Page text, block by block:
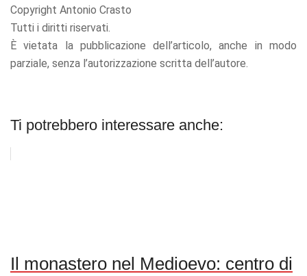
Copyright Antonio Crasto
Tutti i diritti riservati.
È vietata la pubblicazione dell’articolo, anche in modo
parziale, senza l’autorizzazione scritta dell’autore.
Ti potrebbero interessare anche:
Il monastero nel Medioevo: centro di